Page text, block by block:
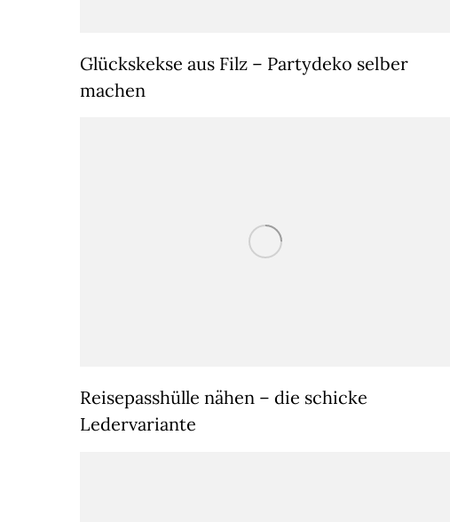
Glückskekse aus Filz – Partydeko selber
machen
Reisepasshülle nähen – die schicke
Ledervariante